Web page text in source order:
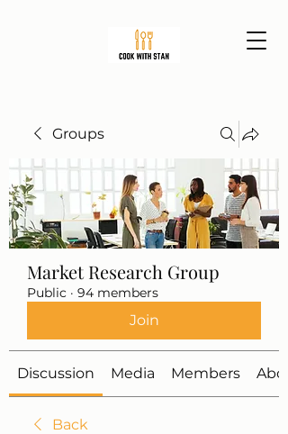
Groups
Market Research Group
Public · 94 members
Join
Discussion Media Members
Back